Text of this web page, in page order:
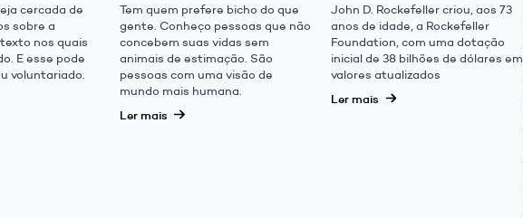
cercada de
sobre a
nos quais
E esse pode
voluntariado.
Tem quem prefere bicho do que
gente. Conheço pessoas que não
concebem suas vidas sem
animais de estimação. São
pessoas com uma visão de
mundo mais humana.
Ler mais
John D. Rockefeller criou, aos 73
anos de idade, a Rockefeller
Foundation, com uma dotação
inicial de 38 bilhões de dólares em
valores atualizados
Ler mais